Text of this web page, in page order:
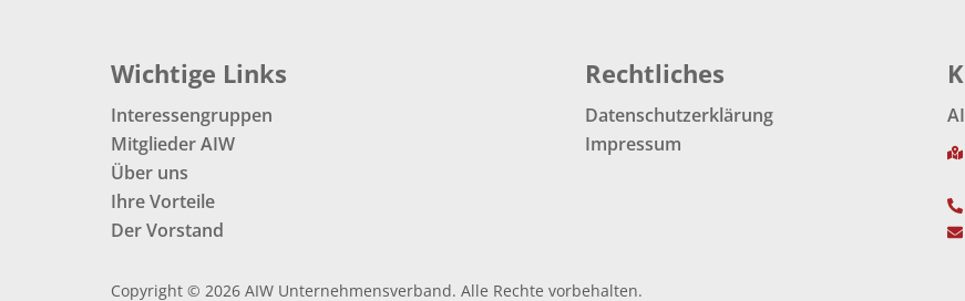
Wichtige Links
Interessengruppen
Mitglieder AIW
Über uns
Ihre Vorteile
Der Vorstand
Rechtliches
Datenschutzerklärung
Impressum
Copyright © 2026 AIW Unternehmensverband. Alle Rechte vorbehalten.